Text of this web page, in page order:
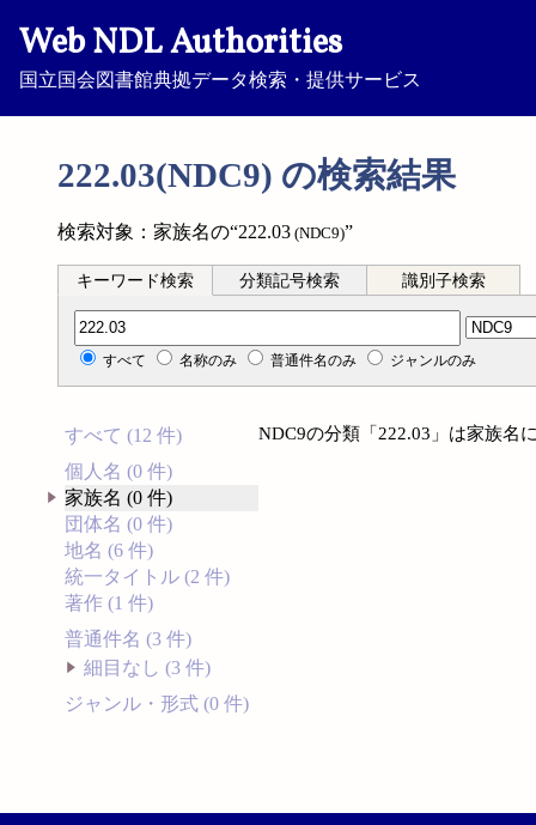
Web NDL Authorities
国立国会図書館典拠データ検索・提供サービス
222.03(NDC9) の検索結果
検索対象：家族名の“222.03 (NDC9)”
キーワード検索 分類記号検索 識別子検索
分類記号検索
すべて 名称のみ 普通件名のみ ジャンルのみ
すべて (12 件)
個人名 (0 件)
家族名 (0 件)
団体名 (0 件)
地名 (6 件)
統一タイトル (2 件)
著作 (1 件)
普通件名 (3 件)
細目なし (3 件)
ジャンル・形式 (0 件)
NDC9の分類「222.03」は家族名